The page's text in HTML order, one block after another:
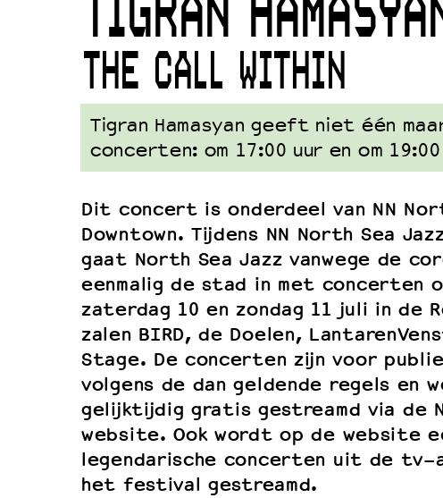
Duurzaamheid
Culturele boycot Israël
Ruimte voor artistieke vrijheid – VNPF
TIGRAN
THE CALL WITHIN
Tigran Hamasyan geeft niet één
concerten: om 17:00 uur en om 19:00
Dit concert is onderdeel van NN
Downtown. Tijdens NN North Sea
gaat North Sea Jazz vanwege de
eenmalig de stad in met concerten
zaterdag 10 en zondag 11 juli in de
zalen BIRD, de Doelen,
Stage. De concerten zijn voor
volgens de dan geldende regels en
gelijktijdig gratis gestreamd via de
website. Ook wordt op de website
legendarische concerten uit de tv-
het festival gestreamd.